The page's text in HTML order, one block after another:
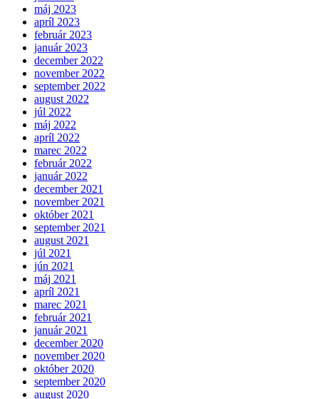
máj 2023
apríl 2023
február 2023
január 2023
december 2022
november 2022
september 2022
august 2022
júl 2022
máj 2022
apríl 2022
marec 2022
február 2022
január 2022
december 2021
november 2021
október 2021
september 2021
august 2021
júl 2021
jún 2021
máj 2021
apríl 2021
marec 2021
február 2021
január 2021
december 2020
november 2020
október 2020
september 2020
august 2020